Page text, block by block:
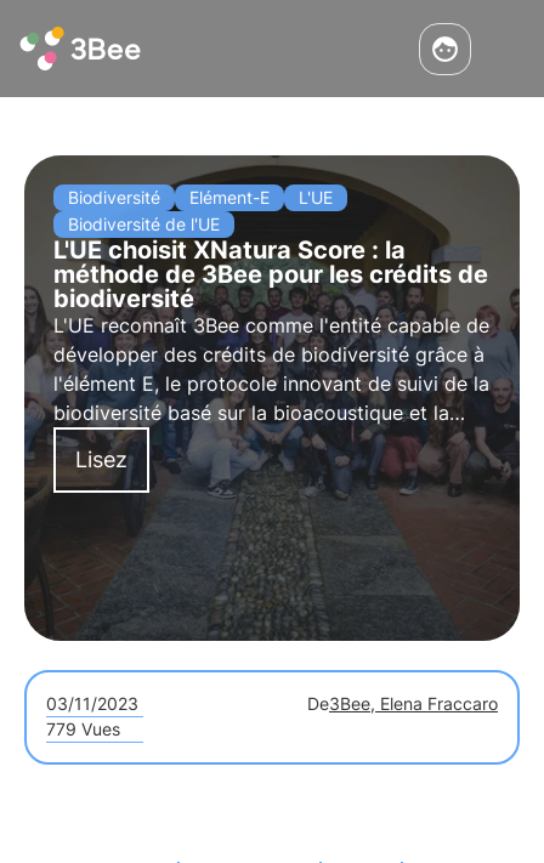
Biodiversité Elément-E
L'UE
Biodiversité de l'UE
L'UE choisit XNatura Score : la
méthode de 3Bee pour les crédits de
biodiversité
L'UE reconnaît 3Bee comme l'entité capable de
développer des crédits de biodiversité grâce à
l'élément E, le protocole innovant de suivi de la
biodiversité basé sur la bioacoustique et la
télédétection. Une méthodologie innovante qui
permet aux entreprises d'améliorer et de
compenser leur impact sur la biodiversité.
Lisez
03/11/2023 De3Bee, Elena Fraccaro
779 Vues